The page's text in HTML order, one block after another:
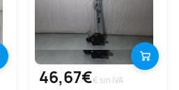
46,67€€ sin IVA